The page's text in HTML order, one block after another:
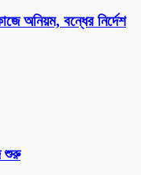
অনিয়ম, বন্ধের নির্দেশ
শুরু